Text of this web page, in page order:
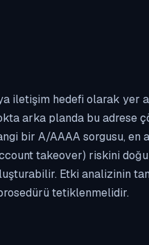
iletişim hedefi olarak yer
arka planda bu adrese
bir A/AAAA sorgusu,
takeover) riskini
Etki analizinin
tetiklenmelidir.